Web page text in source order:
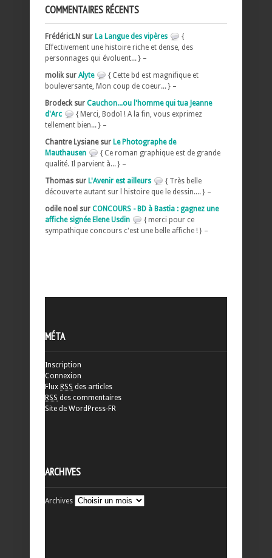
COMMENTAIRES RÉCENTS
FrédéricLN sur La Langue des vipères
{
Effectivement une histoire riche et dense, des
personnages qui évoluent... } –
molik sur Alyte
{ Cette bd est magnifique et
bouleversante, Mon coup de coeur... } –
Brodeck sur Cauchon...ou l'homme qui tua Jeanne
d'Arc
{ Merci, Bodoï ! A la fin, vous exprimez
tellement bien... } –
Chantre Lysiane sur Le Photographe de
Mauthausen
{ Ce roman graphique est de grande
qualité. Il parvient à... } –
Thomas sur L'Avenir est ailleurs
{ Très belle
découverte autant sur l histoire que le dessin.... } –
odile noel sur CONCOURS - BD à Bastia : gagnez une
affiche signée Elene Usdin
{ merci pour ce
sympathique concours c'est une belle affiche ! } –
MÉTA
Inscription
Connexion
Flux RSS des articles
RSS des commentaires
Site de WordPress-FR
ARCHIVES
Archives